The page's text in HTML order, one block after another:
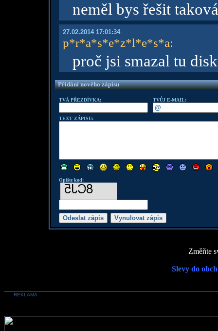
neměl bys řešit
27.02.2014 17:01:34
p*r*a*s*e*z*l*e*s*a:
proč jsi smazal tu
Přidání nového zápisu
TVÁ PŘEZDÍVKA: TVŮJ E-MAIL:
TEXT ZÁPISU:
Opište kod:
Změňte
Slevy do
REKLAMA